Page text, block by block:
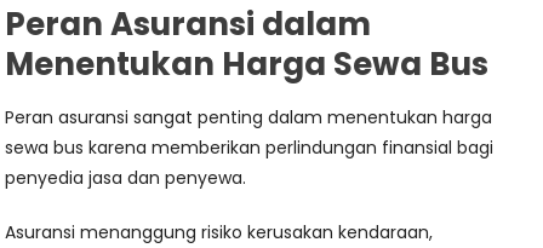
Peran Asuransi dalam
Menentukan Harga Sewa Bus
Peran asuransi sangat penting dalam menentukan harga
sewa bus karena memberikan perlindungan finansial bagi
penyedia jasa dan penyewa.
Asuransi menanggung risiko kerusakan kendaraan,